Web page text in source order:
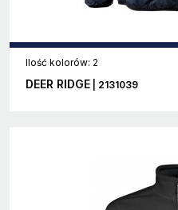
Ilość kolorów: 2
DEER RIDGE | 2131039